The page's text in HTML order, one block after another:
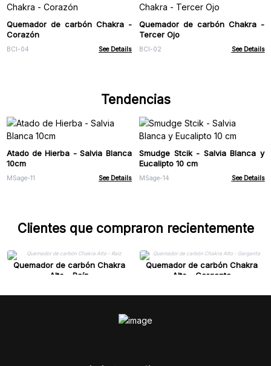
Quemador de carbón Chakra -
Corazón
BCI-04 See Details
Quemador de carbón Chakra -
Tercer Ojo
BCI-02 See Details
Tendencias
Atado de Hierba - Salvia Blanca
10cm
MSage-11 See Details
Smudge Stcik - Salvia Blanca y
Eucalipto 10 cm
MSage-14 See Details
Clientes que compraron recientemente
Quemador de carbón Chakra
Alto - Raíz
Quemador de carbón Chakra
Alto - Garganta